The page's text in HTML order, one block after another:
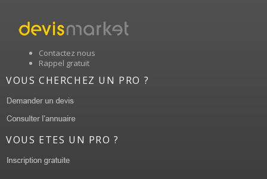
Contactez nous
Rappel gratuit
VOUS CHERCHEZ UN PRO ?
VOUS ETES UN PRO ?